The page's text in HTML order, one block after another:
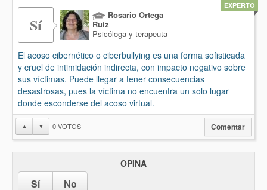
Sí
Rosario Ortega
Ruiz
Psicóloga y terapeuta
El acoso cibernético o ciberbullying es una forma sofisticada
y cruel de intimidación indirecta, con impacto negativo sobre
sus víctimas. Puede llegar a tener consecuencias
desastrosas, pues la víctima no encuentra un solo lugar
donde esconderse del acoso virtual.
EXPERTO
▲ ▼ 0VOTOS Comentar
OPINA
Sí No